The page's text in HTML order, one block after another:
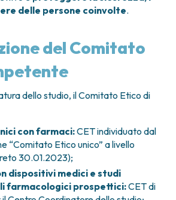
RIPRODUTTIVO
UTERINA
SANGUE E TESSUTI
RICOSTRUTTIVA
ONCOLOGICA
DELLA PELLE
E TUMORI
RICERCA PRENOTA
delle persone coinvolte.
del Comitato
dello studio, il Comitato Etico di
con farmaci:CET individuato dal
“Comitato Etico unico” a livello
30.01.2023);
dispositivi medici e studi
farmacologici prospettici:CET di